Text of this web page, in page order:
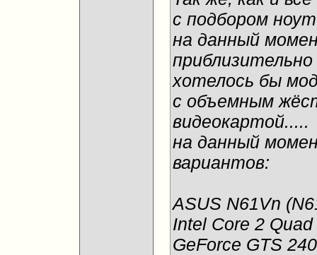
с подбором
на данный
хотелось бы
с объемным
видеокартой.....
на данный
вариантов:
ASUS N61Vn
Intel Core 2
GeForce GTS